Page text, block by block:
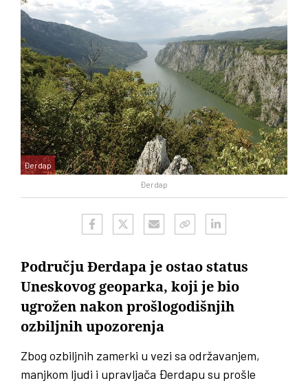
Đerdap
Đerdap
Području Đerdapa je ostao status
Uneskovog geoparka, koji je bio
ugrožen nakon prošlogodišnjih
ozbiljnih upozorenja
Zbog ozbiljnih zamerki u vezi sa održavanjem,
manjkom ljudi i upravljača Đerdapu su prošle